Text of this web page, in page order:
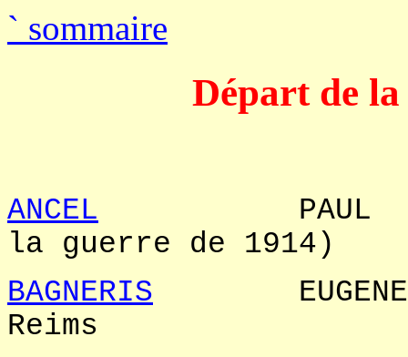
` sommaire
Départ de
ANCEL PAUL
la guerre
BAGNERIS